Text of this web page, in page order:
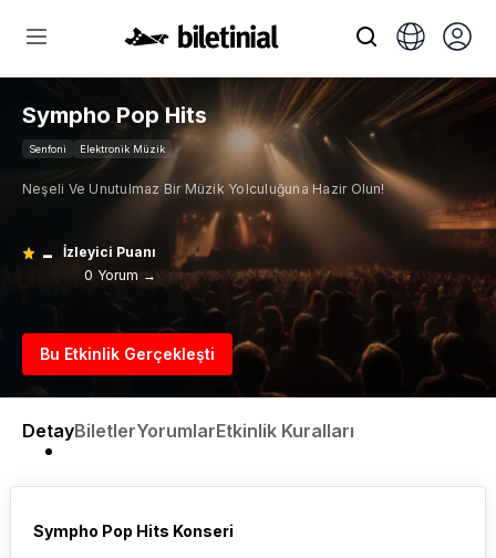
Sympho Pop Hits
Senfoni Elektronik Müzik
Neşeli Ve Unutulmaz Bir Müzik Yolculuğuna Hazir Olun!
-
İzleyici Puanı
0 Yorum →
Bu Etkinlik Gerçekleşti
DetayBiletlerYorumlarEtkinlik Kuralları
Sympho Pop Hits Konseri